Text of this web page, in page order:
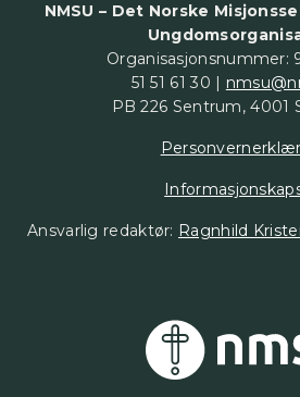
NMSU – Det Norske
Organisasjonsnummer:
51 51 61 30 |
PB 226 Sentrum, 4001
Ansvarlig redaktør: Ragnhild